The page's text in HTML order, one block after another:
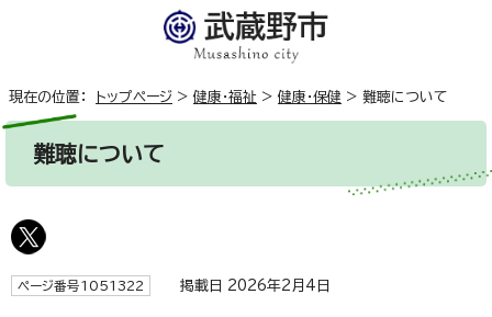
現在の位置： トップページ > 健康・福祉 > 健康・保健 > 難聴について
難聴について
ページ番号1051322 掲載日 2026年2月4日